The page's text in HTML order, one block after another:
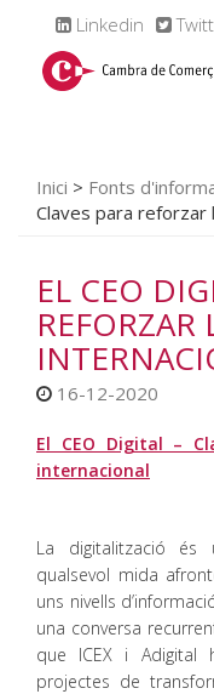
Linkedin
Inici > Fonts
Claves para reforzar
EL CEO
REFORZAR
16-12-2020
El CEO Digital –
internacional
La digitalització
qualsevol mida
uns nivells
una conversa
que ICEX i Adigital
projectes de